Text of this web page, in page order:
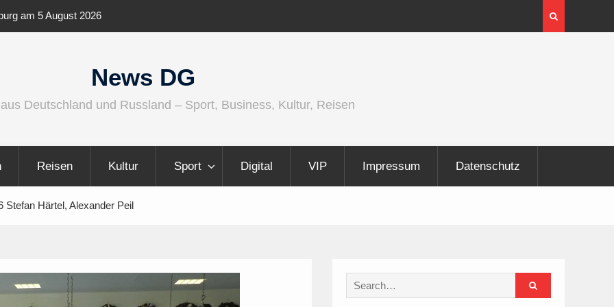
und
InnoTrans 2026 zeigt Technologien für die
Elektrifizierung der Schiene
News DG
Deutschland und Russland – Sport, Business, Kultur, Reisen
Reisen Kultur Sport Digital VIP Impressum Datenschutz
Stefan Härtel, Alexander Peil
Search
for: